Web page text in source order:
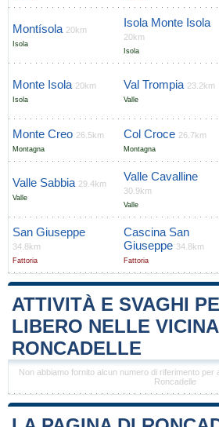
Montísola 20km
Isola
Isola Monte Isola
20km
Isola
Monte Isola 20km
Isola
Val Trompia 23.2km
Valle
Monte Creo 26.5km
Montagna
Col Croce 26.7km
Montagna
Valle Sabbia 29.4km
Valle
Valle Cavalline
30.9km
Valle
San Giuseppe
34.8km
Fattoria
Cascina San
Giuseppe 34.8km
Fattoria
ATTIVITÀ E SVAGHI
LIBERO NELLE
RONCADELLE
Non abbiamo fornito alcun numero di riferimento per
Roncadelle